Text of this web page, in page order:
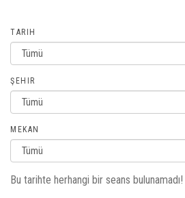
TARIH
ŞEHIR
MEKAN
Bu tarihte herhangi bir seans bulunamadı!